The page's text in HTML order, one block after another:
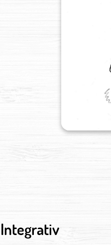
Integrativ